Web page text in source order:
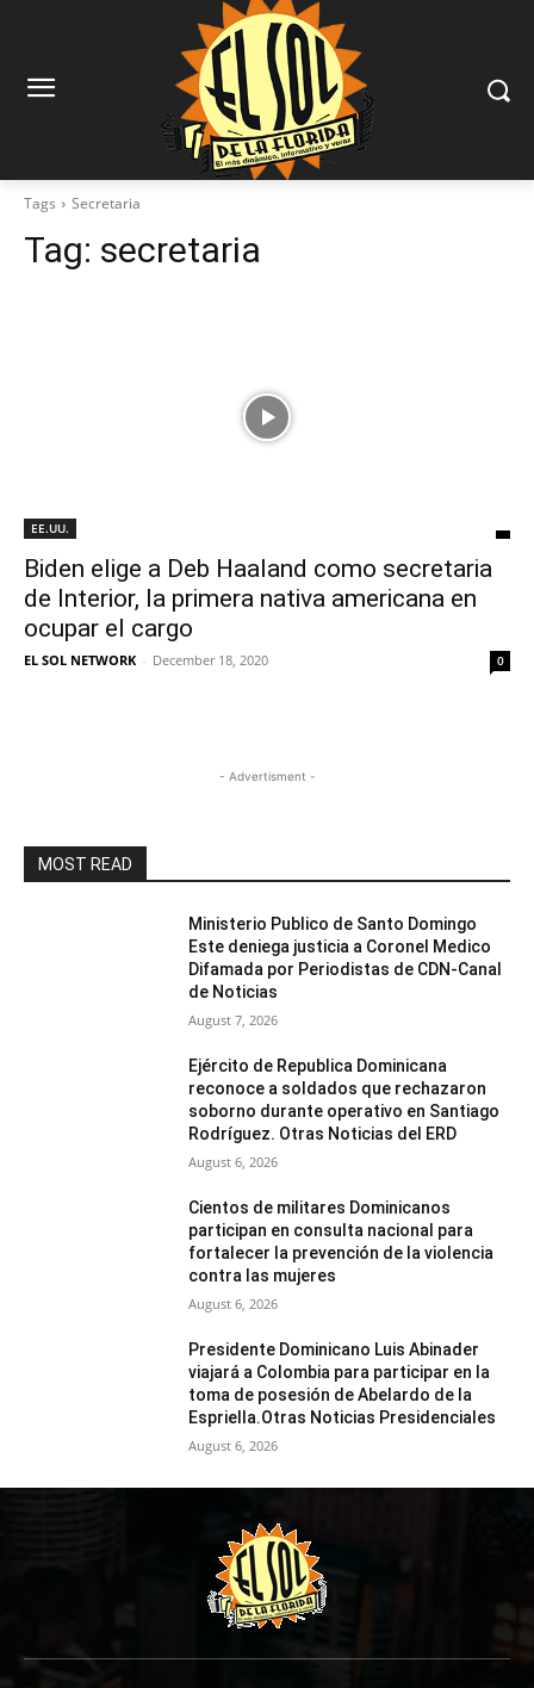
Tags Secretaria
Tag: secretaria
EE.UU.
Biden elige a Deb Haaland como secretaria
de Interior, la primera nativa americana en
ocupar el cargo
EL SOL NETWORK - December 18, 2020 0
- Advertisment -
MOST READ
Ministerio Publico de Santo Domingo
Este deniega justicia a Coronel Medico
Difamada por Periodistas de CDN-Canal
de Noticias
August 7, 2026
Ejército de Republica Dominicana
reconoce a soldados que rechazaron
soborno durante operativo en Santiago
Rodríguez. Otras Noticias del ERD
August 6, 2026
Cientos de militares Dominicanos
participan en consulta nacional para
fortalecer la prevención de la violencia
contra las mujeres
August 6, 2026
Presidente Dominicano Luis Abinader
viajará a Colombia para participar en la
toma de posesión de Abelardo de la
Espriella.Otras Noticias Presidenciales
August 6, 2026